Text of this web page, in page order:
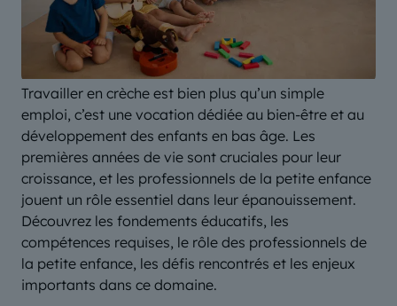
Travailler en crèche est bien plus qu’un simple
emploi, c’est une vocation dédiée au bien-être et au
développement des enfants en bas âge. Les
premières années de vie sont cruciales pour leur
croissance, et les professionnels de la petite enfance
jouent un rôle essentiel dans leur épanouissement.
Découvrez les fondements éducatifs, les
compétences requises, le rôle des professionnels de
la petite enfance, les défis rencontrés et les enjeux
importants dans ce domaine.